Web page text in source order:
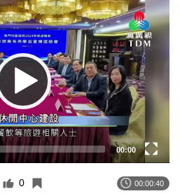
00:00
0 00:00:40